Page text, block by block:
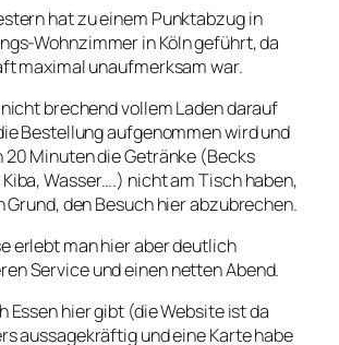
hat zu einem Punktabzug in
Wohnzimmer in Köln geführt, da
maximal unaufmerksam war.
brechend vollem Laden darauf
Bestellung aufgenommen wird und
Minuten die Getränke (Becks
Wasser….) nicht am Tisch haben,
Grund, den Besuch hier abzubrechen.
erlebt man hier aber deutlich
Service und einen netten Abend.
Essen hier gibt (die Website ist da
aussagekräftig und eine Karte habe